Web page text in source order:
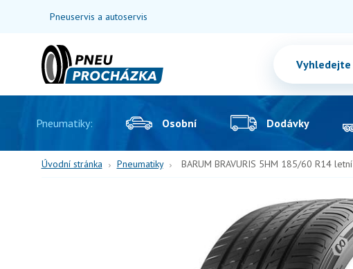
Pneuservis a autoservis
Pneumatiky: Osobní Dodávky
Úvodní stránka Pneumatiky BARUM BRAVURIS 5HM 185/60 R14 letní